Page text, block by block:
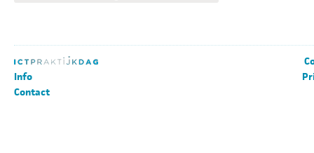
Info
Contact